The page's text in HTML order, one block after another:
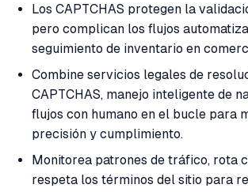
Los CAPTCHAS protegen la
pero complican los flujos
seguimiento de inventario en
Combine servicios legales de
CAPTCHAS, manejo inteligente de
flujos con humano en el bucle para
precisión y cumplimiento.
Monitorea patrones de tráfico, rota
respeta los términos del sitio para